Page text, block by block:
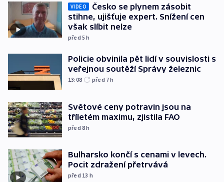
VIDEO
Česko se plynem zásobit
stihne, ujišťuje expert. Snížení cen
však slíbit nelze
před 5h
Policie obvinila pět lidí v souvislosti s
veřejnou soutěží Správy železnic
13:08 před 7h
Světové ceny potravin jsou na
tříletém maximu, zjistila FAO
před 8h
Bulharsko končí s cenami v levech.
Pocit zdražení přetrvává
před 13 h